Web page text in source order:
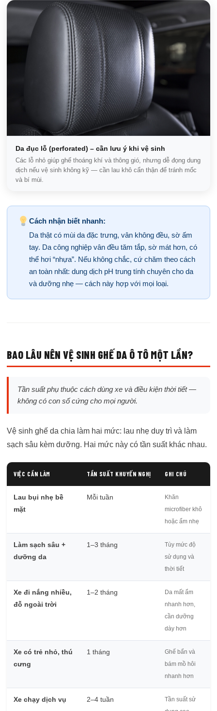
Da đục lỗ (perforated) – cần lưu ý khi vệ sinh
Các lỗ nhỏ giúp ghế thoáng khí và thông gió, nhưng dễ đọng dung
dịch nếu vệ sinh không kỹ — cần lau khô cẩn thận để tránh mốc
và bí mùi.
Cách nhận biết nhanh:
Da thật có mùi da đặc trưng, vân không đều, sờ ấm
tay. Da công nghiệp vân đều tăm tắp, sờ mát hơn, có
thể hơi “nhựa”. Nếu không chắc, cứ chăm theo cách
an toàn nhất: dung dịch pH trung tính chuyên cho da
và dưỡng nhẹ — cách này hợp với mọi loại.
BAO LÂU NÊN VỆ SINH GHẾ DA Ô TÔ MỘT LẦN?
Tần suất phụ thuộc cách dùng xe và điều kiện thời tiết —
không có con số cứng cho mọi người.
Vệ sinh ghế da chia làm hai mức: lau nhẹ duy trì và làm
sạch sâu kèm dưỡng. Hai mức này có tần suất khác nhau.
VIỆC CẦN LÀM TẦN SUẤT KHUYẾN NGHỊ GHI CHÚ
Lau bụi nhẹ bề
mặt
Mỗi tuần
Khăn
microfiber khô
hoặc ẩm nhẹ
Làm sạch sâu +
dưỡng da
1–3 tháng
Tùy mức độ
sử dụng và
thời tiết
Xe đi nắng nhiều,
đỗ ngoài trời
1–2 tháng
Da mất ẩm
nhanh hơn,
cần dưỡng
dày hơn
Xe có trẻ nhỏ, thú
cưng
1 tháng
Ghế bẩn và
bám mồ hôi
nhanh hơn
Xe chạy dịch vụ 2–4 tuần
Tần suất sử